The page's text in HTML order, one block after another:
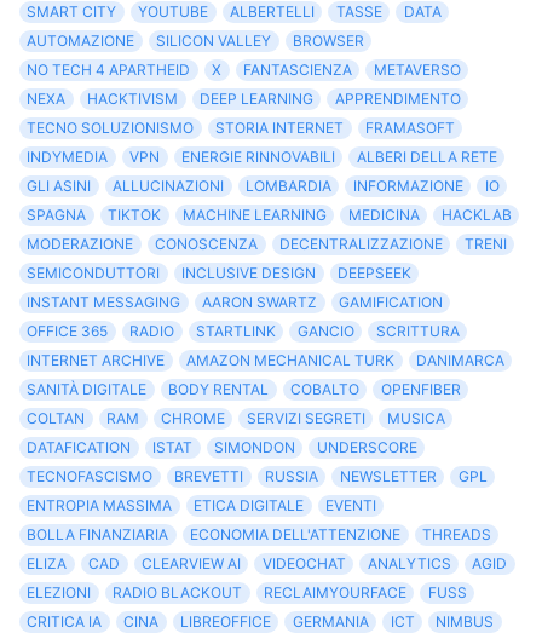
SMART CITY
YOUTUBE ALBERTELLI TASSE
DATA
AUTOMAZIONE
SILICON VALLEY
BROWSER
NO TECH 4 APARTHEID
X FANTASCIENZA
METAVERSO
NEXA
HACKTIVISM DEEP LEARNING
APPRENDIMENTO
TECNO SOLUZIONISMO
STORIA INTERNET
FRAMASOFT
INDYMEDIA
VPN ENERGIE RINNOVABILI
ALBERI DELLA RETE
GLI ASINI
ALLUCINAZIONI LOMBARDIA INFORMAZIONE
IO
SPAGNA
TIKTOK MACHINE LEARNING MEDICINA
HACKLAB
MODERAZIONE
CONOSCENZA DECENTRALIZZAZIONE
TRENI
SEMICONDUTTORI
INCLUSIVE DESIGN
DEEPSEEK
INSTANT MESSAGING
AARON SWARTZ
GAMIFICATION
OFFICE 365
RADIO STARTLINK GANCIO
SCRITTURA
INTERNET ARCHIVE
AMAZON MECHANICAL TURK
DANIMARCA
SANITÀ DIGITALE
BODY RENTAL COBALTO
OPENFIBER
COLTAN
RAM CHROME SERVIZI SEGRETI
MUSICA
DATAFICATION
ISTAT SIMONDON
UNDERSCORE
TECNOFASCISMO
BREVETTI RUSSIA NEWSLETTER
GPL
ENTROPIA MASSIMA
ETICA DIGITALE
EVENTI
BOLLA FINANZIARIA
ECONOMIA DELL'ATTENZIONE
THREADS
ELIZA
CAD CLEARVIEW AI VIDEOCHAT ANALYTICS
AGID
ELEZIONI
RADIO BLACKOUT RECLAIMYOURFACE
FUSS
CRITICA IA
CINA LIBREOFFICE GERMANIA ICT
NIMBUS